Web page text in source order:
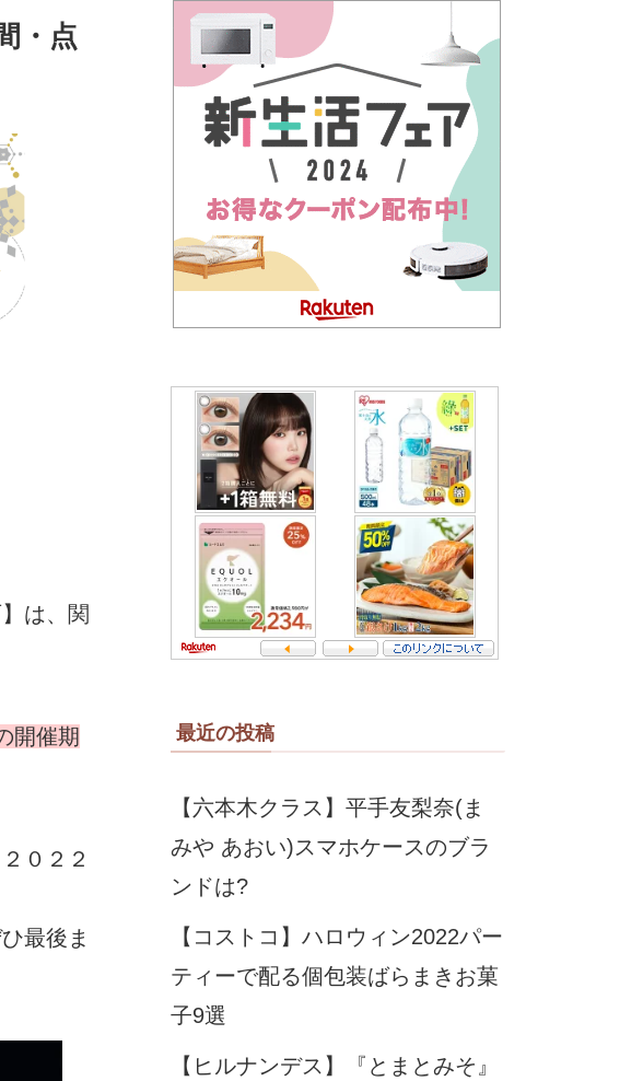
・点
は、関
開催期
０２２
最後ま
最近の投稿
【六本木クラス】平手友梨奈(ま
みや あおい)スマホケースのブラ
ンドは?
【コストコ】ハロウィン2022パー
ティーで配る個包装ばらまきお菓
子9選
【ヒルナンデス】『とまとみそ』